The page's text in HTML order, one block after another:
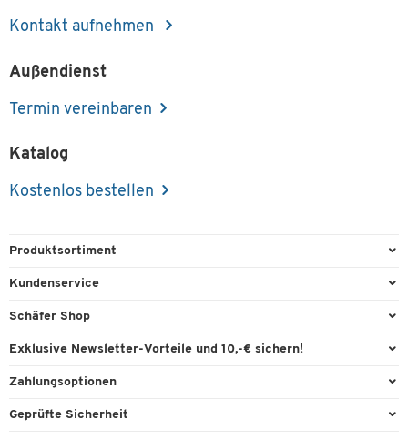
Kontakt aufnehmen
Außendienst
Termin vereinbaren
Katalog
Kostenlos bestellen
Produktsortiment
Büroausstattung
Reinigung & Hygiene
Technik
Kundenservice
Direktbestellung
Kontaktformulare
Lieferinformationen
Schäfer Shop
Services & Leistungen
Workplace Solutions
Exklusive Newsletter-Vorteile und 10,-€ sichern!
Willkommensgutschein
Zahlungsoptionen
Paypal
Geprüfte Sicherheit